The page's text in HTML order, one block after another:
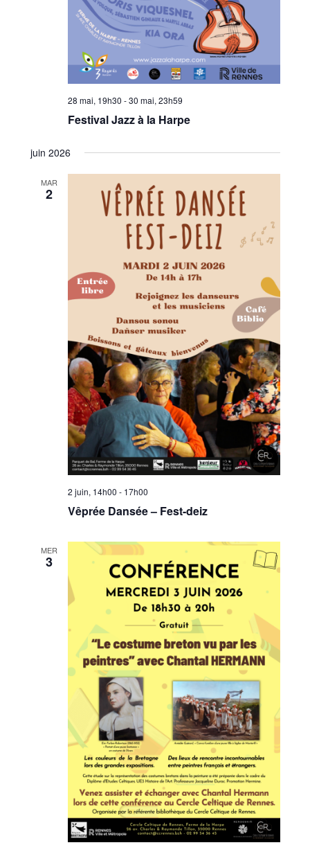
28 mai, 19h30 -30 mai, 23h59
Festival Jazz à la Harpe
juin 2026
MAR
2
2 juin, 14h00 - 17h00
Vêprée Dansée – Fest-deiz
MER
3